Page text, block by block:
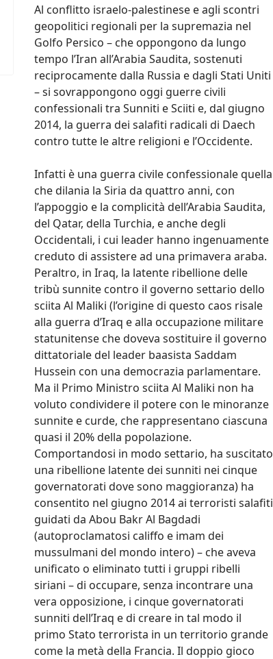
Al conflitto israelo-palestinese e agli scontri
geopolitici regionali per la supremazia nel
Golfo Persico – che oppongono da lungo
tempo l’Iran all’Arabia Saudita, sostenuti
reciprocamente dalla Russia e dagli Stati Uniti
– si sovrappongono oggi guerre civili
confessionali tra Sunniti e Sciiti e, dal giugno
2014, la guerra dei salafiti radicali di Daech
contro tutte le altre religioni e l’Occidente.
Infatti è una guerra civile confessionale quella
che dilania la Siria da quattro anni, con
l’appoggio e la complicità dell’Arabia Saudita,
del Qatar, della Turchia, e anche degli
Occidentali, i cui leader hanno ingenuamente
creduto di assistere ad una primavera araba.
Peraltro, in Iraq, la latente ribellione delle
tribù sunnite contro il governo settario dello
sciita Al Maliki (l’origine di questo caos risale
alla guerra d’Iraq e alla occupazione militare
statunitense che doveva sostituire il governo
dittatoriale del leader baasista Saddam
Hussein con una democrazia parlamentare.
Ma il Primo Ministro sciita Al Maliki non ha
voluto condividere il potere con le minoranze
sunnite e curde, che rappresentano ciascuna
quasi il 20% della popolazione.
Comportandosi in modo settario, ha suscitato
una ribellione latente dei sunniti nei cinque
governatorati dove sono maggioranza) ha
consentito nel giugno 2014 ai terroristi salafiti
guidati da Abou Bakr Al Bagdadi
(autoproclamatosi califfo e imam dei
mussulmani del mondo intero) – che aveva
unificato o eliminato tutti i gruppi ribelli
siriani – di occupare, senza incontrare una
vera opposizione, i cinque governatorati
sunniti dell’Iraq e di creare in tal modo il
primo Stato terrorista in un territorio grande
come la metà della Francia. Il doppio gioco